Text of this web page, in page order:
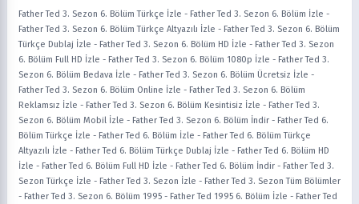
Father Ted 3. Sezon 6. Bölüm Türkçe İzle - Father Ted 3. Sezon 6. Bölüm İzle -
Father Ted 3. Sezon 6. Bölüm Türkçe Altyazılı İzle - Father Ted 3. Sezon 6. Bölüm
Türkçe Dublaj İzle - Father Ted 3. Sezon 6. Bölüm HD İzle - Father Ted 3. Sezon
6. Bölüm Full HD İzle - Father Ted 3. Sezon 6. Bölüm 1080p İzle - Father Ted 3.
Sezon 6. Bölüm Bedava İzle - Father Ted 3. Sezon 6. Bölüm Ücretsiz İzle -
Father Ted 3. Sezon 6. Bölüm Online İzle - Father Ted 3. Sezon 6. Bölüm
Reklamsız İzle - Father Ted 3. Sezon 6. Bölüm Kesintisiz İzle - Father Ted 3.
Sezon 6. Bölüm Mobil İzle - Father Ted 3. Sezon 6. Bölüm İndir - Father Ted 6.
Bölüm Türkçe İzle - Father Ted 6. Bölüm İzle - Father Ted 6. Bölüm Türkçe
Altyazılı İzle - Father Ted 6. Bölüm Türkçe Dublaj İzle - Father Ted 6. Bölüm HD
İzle - Father Ted 6. Bölüm Full HD İzle - Father Ted 6. Bölüm İndir - Father Ted 3.
Sezon Türkçe İzle - Father Ted 3. Sezon İzle - Father Ted 3. Sezon Tüm Bölümler
- Father Ted 3. Sezon 6. Bölüm 1995 - Father Ted 1995 6. Bölüm İzle - Father Ted